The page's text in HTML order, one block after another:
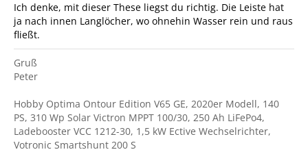
Ich denke, mit dieser These liegst du richtig. Die Leiste hat
ja nach innen Langlöcher, wo ohnehin Wasser rein und raus
fließt.
Gruß
Peter
Hobby Optima Ontour Edition V65 GE, 2020er Modell, 140
PS, 310 Wp Solar Victron MPPT 100/30, 250 Ah LiFePo4,
Ladebooster VCC 1212-30, 1,5 kW Ective Wechselrichter,
Votronic Smartshunt 200 S